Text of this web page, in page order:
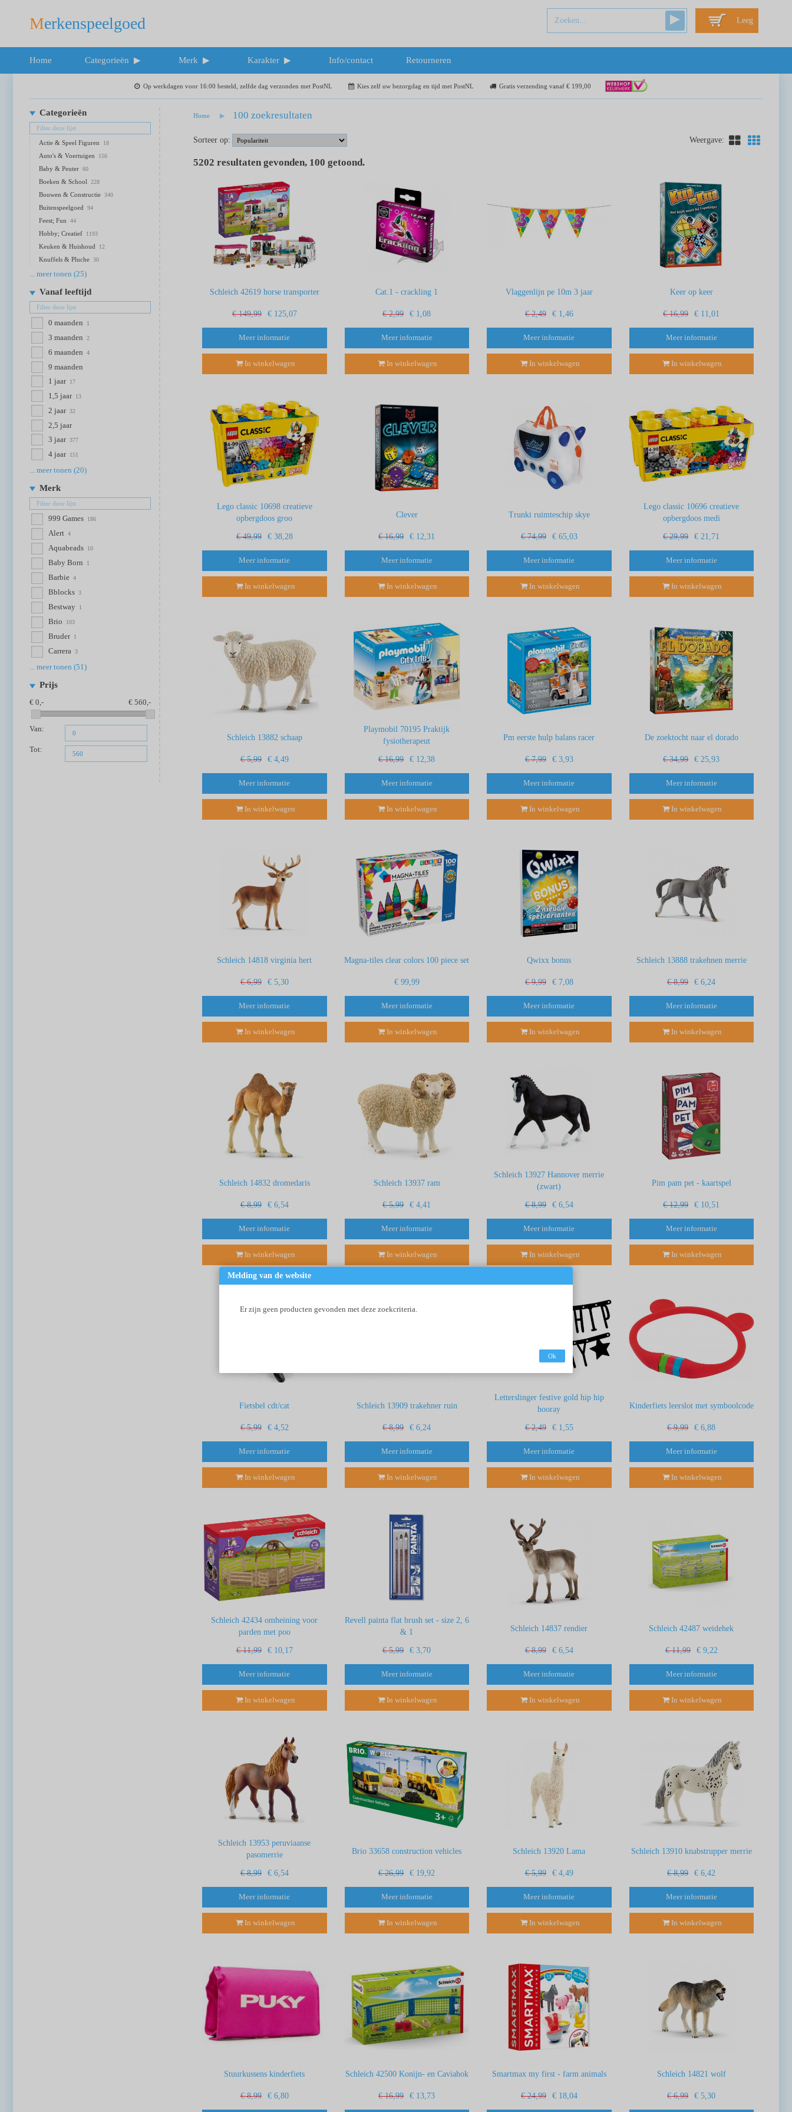
Melding van de website
Er zijn geen producten gevonden met deze zoekcriteria.
Ok
Merkenspeelgoed Leeg
Home Categorieën Merk Karakter Info/contact Retourneren
Op werkdagen voor 16:00 besteld, zelfde dag verzonden met PostNL Kies zelf uw bezorgdag en tijd met PostNL Gratis verzending vanaf € 199,00
Categorieën
Actie & Speel Figuren 18
Auto's & Voertuigen 156
Baby & Peuter 60
Boeken & School 228
Bouwen & Constructie 340
Buitenspeelgoed 94
Feest; Fun 44
Hobby; Creatief 1193
Keuken & Huishoud 12
Knuffels & Pluche 30
... meer tonen (25)
Vanaf leeftijd
0 maanden 1
3 maanden 2
6 maanden 4
9 maanden
1 jaar
17
1,5 jaar 13
2 jaar 32
2,5 jaar
3 jaar 377
4 jaar 151
... meer tonen (20)
Merk
999 Games 186
Alert 4
Aquabeads 10
Baby Born 1
Barbie 4
Bblocks 3
Bestway 1
Brio 103
Bruder 1
Carrera 3
... meer tonen (51)
Prijs
0 560
Van:
Tot:
Home 100 zoekresultaten
Sorteer op: Weergave:
5202 resultaten gevonden, 100 getoond.
Schleich 42619 horse transporter
€ 149,99 € 125,07
Meer informatie
In winkelwagen
Cat.1 - crackling 1
€ 2,99 € 1,08
Meer informatie
In winkelwagen
Vlaggenlijn pe 10m 3 jaar
€ 2,49 € 1,46
Meer informatie
In winkelwagen
Keer op keer
€ 16,99 € 11,01
Meer informatie
In winkelwagen
Lego classic 10698 creatieve
opbergdoos groo
€ 49,99 € 38,28
Meer informatie
In winkelwagen
Clever
€ 16,99 € 12,31
Meer informatie
In winkelwagen
Trunki ruimteschip skye
€ 74,99 € 65,03
Meer informatie
In winkelwagen
Lego classic 10696 creatieve
opbergdoos medi
€ 29,99 € 21,71
Meer informatie
In winkelwagen
Schleich 13882 schaap
€ 5,99 € 4,49
Meer informatie
In winkelwagen
Playmobil 70195 Praktijk
fysiotherapeut
€ 16,99 € 12,38
Meer informatie
In winkelwagen
Pm eerste hulp balans racer
€ 7,99 € 3,93
Meer informatie
In winkelwagen
De zoektocht naar el dorado
€ 34,99 € 25,93
Meer informatie
In winkelwagen
Schleich 14818 virginia hert
€ 6,99 € 5,30
Meer informatie
In winkelwagen
Magna-tiles clear colors 100 piece set
€ 99,99
Meer informatie
In winkelwagen
Qwixx bonus
€ 9,99 € 7,08
Meer informatie
In winkelwagen
Schleich 13888 trakehnen merrie
€ 8,99 € 6,24
Meer informatie
In winkelwagen
Schleich 14832 dromedaris
€ 8,99 € 6,54
Meer informatie
In winkelwagen
Schleich 13937 ram
€ 5,99 € 4,41
Meer informatie
In winkelwagen
Schleich 13927 Hannover merrie
(zwart)
€ 8,99 € 6,54
Meer informatie
In winkelwagen
Pim pam pet - kaartspel
€ 12,99 € 10,51
Meer informatie
In winkelwagen
Fietsbel cdt/cat
€ 5,99 € 4,52
Meer informatie
In winkelwagen
Schleich 13909 trakehner ruin
€ 8,99 € 6,24
Meer informatie
In winkelwagen
Letterslinger festive gold hip hip
hooray
€ 2,49 € 1,55
Meer informatie
In winkelwagen
Kinderfiets leerslot met symboolcode
€ 9,99 € 6,88
Meer informatie
In winkelwagen
Schleich 42434 omheining voor
parden met poo
€ 11,99 € 10,17
Meer informatie
In winkelwagen
Revell painta flat brush set - size 2, 6
& 1
€ 5,99 € 3,70
Meer informatie
In winkelwagen
Schleich 14837 rendier
€ 8,99 € 6,54
Meer informatie
In winkelwagen
Schleich 42487 weidehek
€ 11,99 € 9,22
Meer informatie
In winkelwagen
Schleich 13953 peruviaanse
pasomerrie
€ 8,99 € 6,54
Meer informatie
In winkelwagen
Brio 33658 construction vehicles
€ 26,99 € 19,92
Meer informatie
In winkelwagen
Schleich 13920 Lama
€ 5,99 € 4,49
Meer informatie
In winkelwagen
Schleich 13910 knabstrupper merrie
€ 8,99 € 6,42
Meer informatie
In winkelwagen
Stuurkussens kinderfiets
€ 8,99 € 6,80
Schleich 42500 Konijn- en Caviahok
€ 16,99 € 13,73
Smartmax my first - farm animals
€ 24,99 € 18,04
Schleich 14821 wolf
€ 6,99 € 5,30